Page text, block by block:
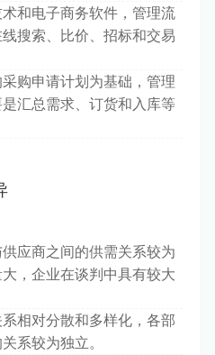
和电子商务软件，管理流
搜索、比价、招标和交易
购申请计划为基础，管理
汇总需求、订货和入库等
应商之间的供需关系较为
，企业在谈判中具有较大
相对分散和多样化，各部
系较为独立。